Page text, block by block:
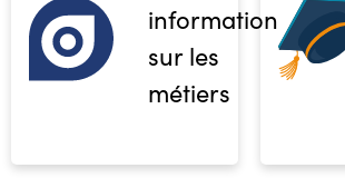
informations
sur les
métiers